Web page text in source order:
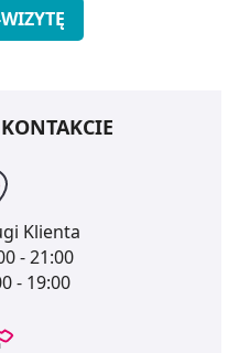
Klienta
- 21:00
- 19:00